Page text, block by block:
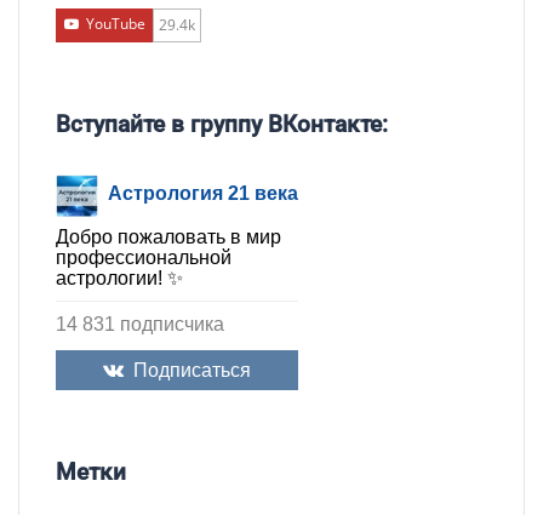
YouTube 29.4k
Вступайте в группу ВКонтакте:
Астрология 21 века
Добро пожаловать в мир
профессиональной
астрологии! ✨
14 831 подписчика
Подписаться
Метки